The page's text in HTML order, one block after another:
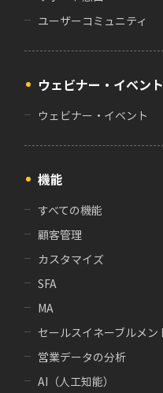
ユーザーコミュニティ
ウェビナー・イベント
ウェビナー・イベント
機能
すべての機能
顧客管理
カスタマイズ
SFA
MA
セールスイネーブルメン
営業データの分析
AI（人工知能）